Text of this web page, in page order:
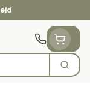
Zoek